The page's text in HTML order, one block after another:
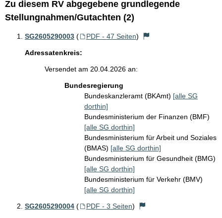
Zu diesem RV abgegebene grundlegende
Stellungnahmen/Gutachten (2)
SG2605290003 ( PDF - 47 Seiten)
Adressatenkreis:
Versendet am 20.04.2026 an:
Bundesregierung
Bundeskanzleramt (BKAmt) [alle SG
dorthin]
Bundesministerium der Finanzen (BMF)
[alle SG dorthin]
Bundesministerium für Arbeit und Soziales
(BMAS) [alle SG dorthin]
Bundesministerium für Gesundheit (BMG)
[alle SG dorthin]
Bundesministerium für Verkehr (BMV)
[alle SG dorthin]
SG2605290004 ( PDF - 3 Seiten)